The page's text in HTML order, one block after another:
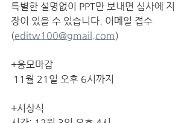
특별한 설명없이 PPT만 보내면 심사에 지
장이 있을 수 있습니다. 이메일 접수
(editw100@gmail.com)
+응모마감
11월 21일 오후 6시까지
+시상식